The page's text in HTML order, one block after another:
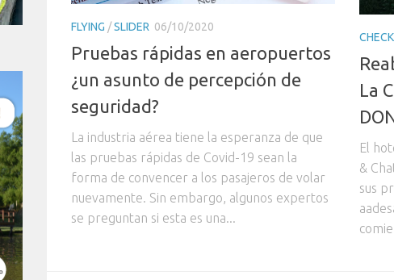
FLYING /SLIDER 06/10/2020
Pruebas rápidas en aeropuertos
¿un asunto de percepción de
seguridad?
La industria aérea tiene la esperanza de que
las pruebas rápidas de Covid-19 sean la
forma de convencer a los pasajeros de volar
nuevamente. Sin embargo, algunos expertos
se preguntan si esta es una...
La
El
&
sus